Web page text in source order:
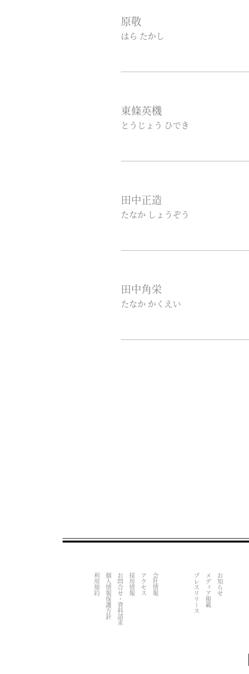
原敬
はら たかし
東條英機
とうじょう ひでき
田中正造
たなか しょうぞう
田中角栄
たなか かくえい
お知らせ
メディア掲載
プレスリリース
会社情報
アクセス
採用情報
お問合せ・資料請求
個人情報保護方針
利用規約